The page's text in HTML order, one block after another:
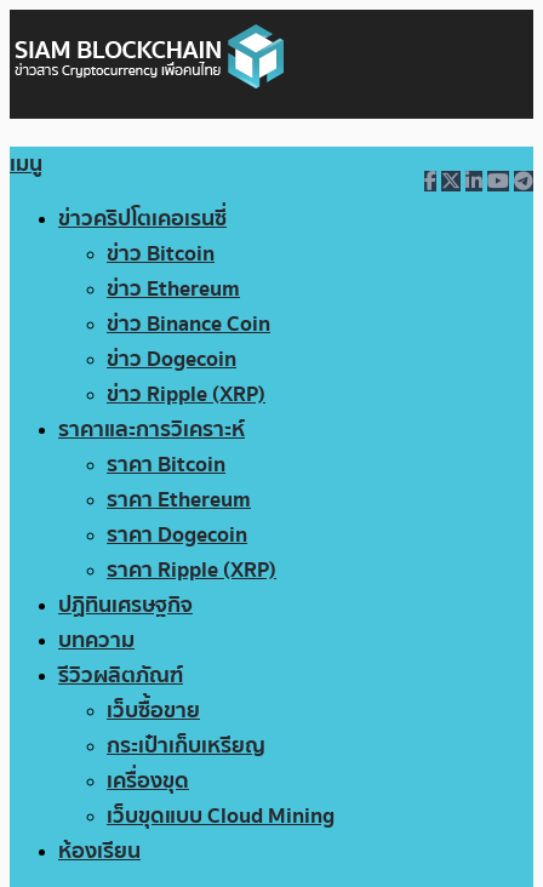
เมนู
ข่าวคริปโตเคอเรนซี่
ข่าว Bitcoin
ข่าว Ethereum
ข่าว Binance Coin
ข่าว Dogecoin
ข่าว Ripple (XRP)
ราคาและการวิเคราะห์
ราคา Bitcoin
ราคา Ethereum
ราคา Dogecoin
ราคา Ripple (XRP)
ปฏิทินเศรษฐกิจ
บทความ
รีวิวผลิตภัณฑ์
เว็บซื้อขาย
กระเป๋าเก็บเหรียญ
เครื่องขุด
เว็บขุดแบบ Cloud Mining
ห้องเรียน